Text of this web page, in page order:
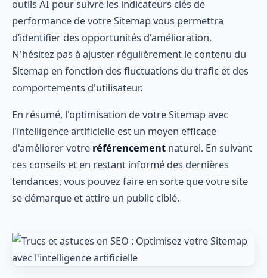
outils AI pour suivre les indicateurs clés de
performance de votre Sitemap vous permettra
d’identifier des opportunités d'amélioration.
N'hésitez pas à ajuster régulièrement le contenu du
Sitemap en fonction des fluctuations du trafic et des
comportements d'utilisateur.
En résumé, l'optimisation de votre Sitemap avec
l'intelligence artificielle est un moyen efficace
d'améliorer votre référencement naturel. En suivant
ces conseils et en restant informé des dernières
tendances, vous pouvez faire en sorte que votre site
se démarque et attire un public ciblé.